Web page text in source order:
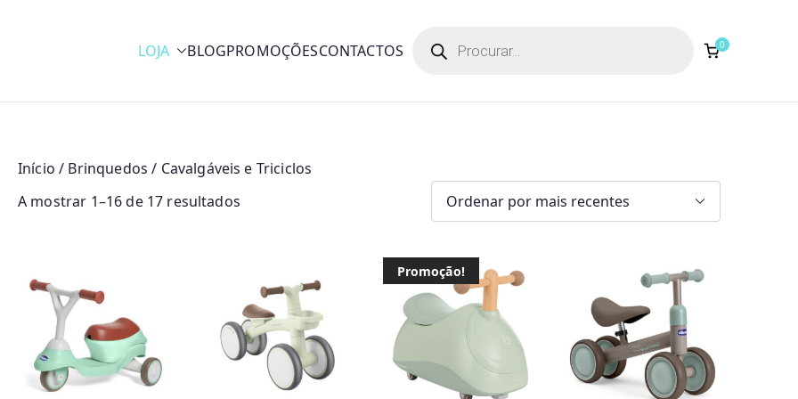
LOJA BLOGPROMOÇÕESCONTACTOS search 0
Início / Brinquedos / Cavalgáveis e Triciclos
A mostrar 1–16 de 17 resultadosO
n
a
d
Promoção!